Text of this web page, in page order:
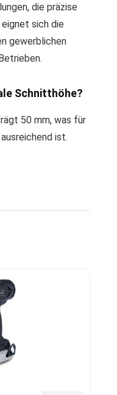
die präzise
sich die
gewerblichen
Schnitthöhe?
50 mm, was für
ist.